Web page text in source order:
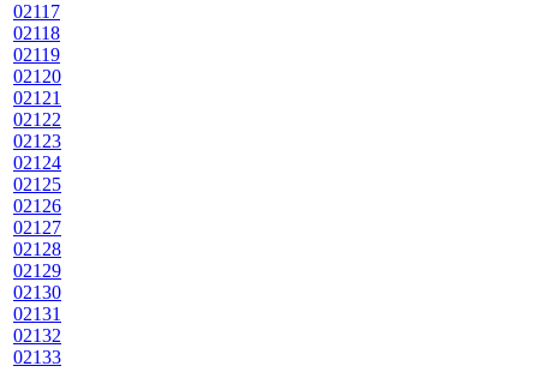
02117
02118
02119
02120
02121
02122
02123
02124
02125
02126
02127
02128
02129
02130
02131
02132
02133